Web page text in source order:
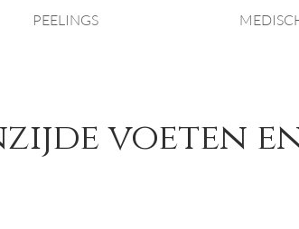
PEELINGS
voeten